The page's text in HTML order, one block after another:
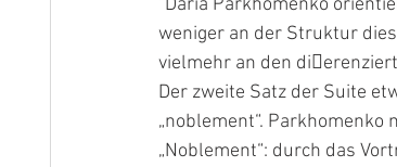
"Daria Parkhomenko
weniger an der Struktur
vielmehr an den
Der zweite Satz der Suite
„noblement“.
„Noblement“: durch das